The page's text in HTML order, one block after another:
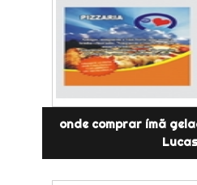
onde comprar ímã
Lucas